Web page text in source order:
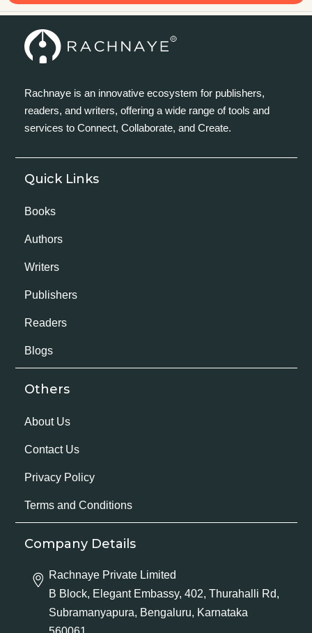
Rachnaye is an innovative ecosystem for publishers,
readers, and writers, offering a wide range of tools and
services to Connect, Collaborate, and Create.
Quick Links
Books
Authors
Writers
Publishers
Readers
Blogs
Others
About Us
Contact Us
Privacy Policy
Terms and Conditions
Company Details
Rachnaye Private Limited
B Block, Elegant Embassy, 402, Thurahalli Rd,
Subramanyapura, Bengaluru, Karnataka